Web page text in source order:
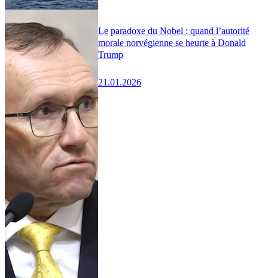
Le paradoxe du Nobel : quand l’autorité
morale norvégienne se heurte à Donald
Trump
21.01.2026